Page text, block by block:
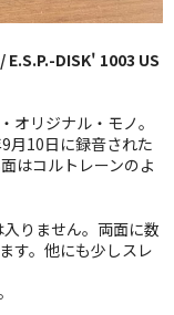
E.S.P.-DISK' 1003 US
オリジナル・モノ。
月10日に録音された
はコルトレーンのよ
りません。両面に数
す。他にも少しスレ